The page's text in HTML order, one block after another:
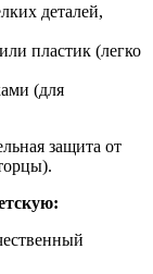
деталей,
пластик (легко
(для
защита от